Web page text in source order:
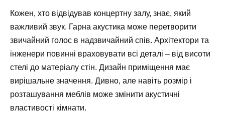
Кожен, хто відвідував концертну залу, знає, який
важливий звук. Гарна акустика може перетворити
звичайний голос в надзвичайний спів. Архітектори та
інженери повинні враховувати всі деталі – від висоти
стелі до матеріалу стін. Дизайн приміщення має
вирішальне значення. Дивно, але навіть розмір і
розташування меблів може змінити акустичні
властивості кімнати.